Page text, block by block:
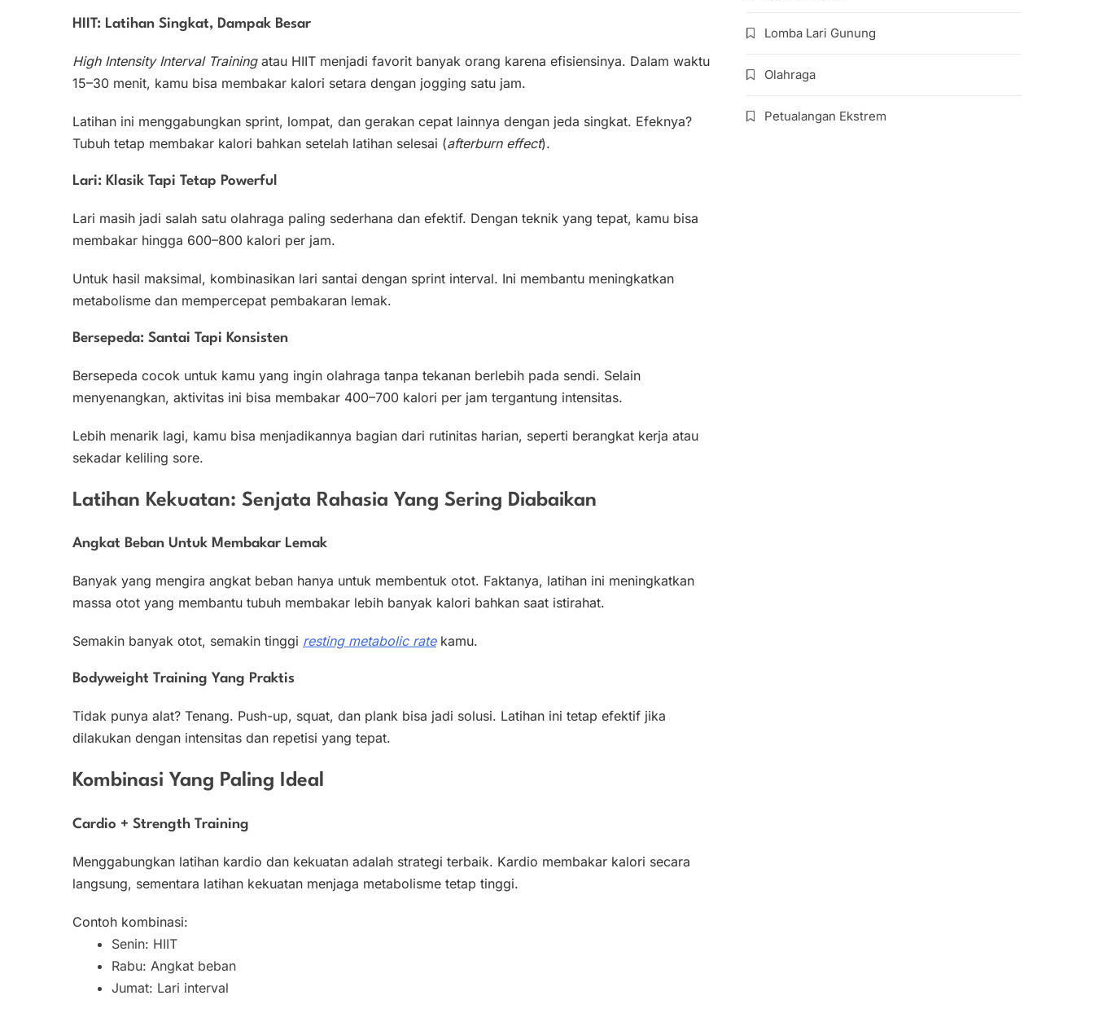
HIIT: Latihan Singkat, Dampak Besar
High Intensity Interval Trainingatau HIIT menjadi favorit banyak orang karena efisiensinya. Dalam waktu
15–30 menit, kamu bisa membakar kalori setara dengan jogging satu jam.
Latihan ini menggabungkan sprint, lompat, dan gerakan cepat lainnya dengan jeda singkat. Efeknya?
Tubuh tetap membakar kalori bahkan setelah latihan selesai (afterburn effect).
Lari: Klasik Tapi Tetap Powerful
Lari masih jadi salah satu olahraga paling sederhana dan efektif. Dengan teknik yang tepat, kamu bisa
membakar hingga 600–800 kalori per jam.
Untuk hasil maksimal, kombinasikan lari santai dengan sprint interval. Ini membantu meningkatkan
metabolisme dan mempercepat pembakaran lemak.
Bersepeda: Santai Tapi Konsisten
Bersepeda cocok untuk kamu yang ingin olahraga tanpa tekanan berlebih pada sendi. Selain
menyenangkan, aktivitas ini bisa membakar 400–700 kalori per jam tergantung intensitas.
Lebih menarik lagi, kamu bisa menjadikannya bagian dari rutinitas harian, seperti berangkat kerja atau
sekadar keliling sore.
Latihan Kekuatan: Senjata Rahasia Yang Sering Diabaikan
Angkat Beban Untuk Membakar Lemak
Banyak yang mengira angkat beban hanya untuk membentuk otot. Faktanya, latihan ini meningkatkan
massa otot yang membantu tubuh membakar lebih banyak kalori bahkan saat istirahat.
Semakin banyak otot, semakin tinggi resting metabolic ratekamu.
Bodyweight Training Yang Praktis
Tidak punya alat? Tenang. Push-up, squat, dan plank bisa jadi solusi. Latihan ini tetap efektif jika
dilakukan dengan intensitas dan repetisi yang tepat.
Kombinasi Yang Paling Ideal
Cardio + Strength Training
Menggabungkan latihan kardio dan kekuatan adalah strategi terbaik. Kardio membakar kalori secara
langsung, sementara latihan kekuatan menjaga metabolisme tetap tinggi.
Contoh kombinasi:
Senin: HIIT
Rabu: Angkat beban
Jumat: Lari interval
Lomba Lari Gunung
Olahraga
Petualangan Ekstrem